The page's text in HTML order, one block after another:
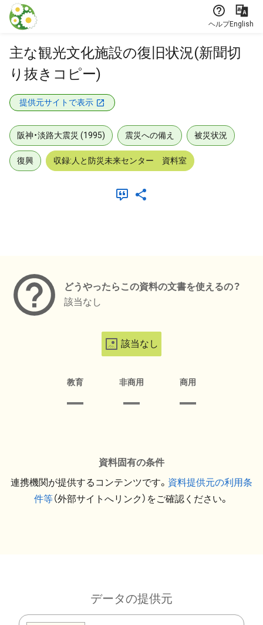
本文に飛ぶ
ヘルプEnglish
主な観光文化施設の復旧状況(新聞切
り抜きコピー)
提供元サイトで表示
阪神・淡路大震災 (1995) 震災への備え 被災状況
復興 収録:人と防災未来センター 資料室
どうやったらこの資料の文書を使えるの？
該当なし
該当なし
教育 非商用 商用
資料固有の条件
連携機関が提供するコンテンツです。 資料提供元の利用条
件等（外部サイトへリンク）をご確認ください。
データの提供元